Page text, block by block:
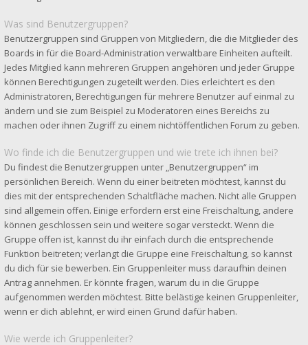
Was sind Benutzergruppen?
Benutzergruppen sind Gruppen von Mitgliedern, die die Mitglieder des
Boards in für die Board-Administration verwaltbare Einheiten aufteilt.
Jedes Mitglied kann mehreren Gruppen angehören und jeder Gruppe
können Berechtigungen zugeteilt werden. Dies erleichtert es den
Administratoren, Berechtigungen für mehrere Benutzer auf einmal zu
ändern und sie zum Beispiel zu Moderatoren eines Bereichs zu
machen oder ihnen Zugriff zu einem nichtöffentlichen Forum zu geben.
Wo finde ich die Benutzergruppen und wie trete ich ihnen bei?
Du findest die Benutzergruppen unter „Benutzergruppen“ im
persönlichen Bereich. Wenn du einer beitreten möchtest, kannst du
dies mit der entsprechenden Schaltfläche machen. Nicht alle Gruppen
sind allgemein offen. Einige erfordern erst eine Freischaltung, andere
können geschlossen sein und weitere sogar versteckt. Wenn die
Gruppe offen ist, kannst du ihr einfach durch die entsprechende
Funktion beitreten; verlangt die Gruppe eine Freischaltung, so kannst
du dich für sie bewerben. Ein Gruppenleiter muss daraufhin deinen
Antrag annehmen. Er könnte fragen, warum du in die Gruppe
aufgenommen werden möchtest. Bitte belästige keinen Gruppenleiter,
wenn er dich ablehnt, er wird einen Grund dafür haben.
Wie werde ich Gruppenleiter?